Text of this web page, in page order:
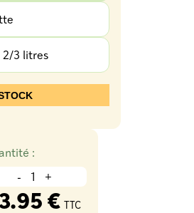
2/3 litres
:
- +
€ TTC